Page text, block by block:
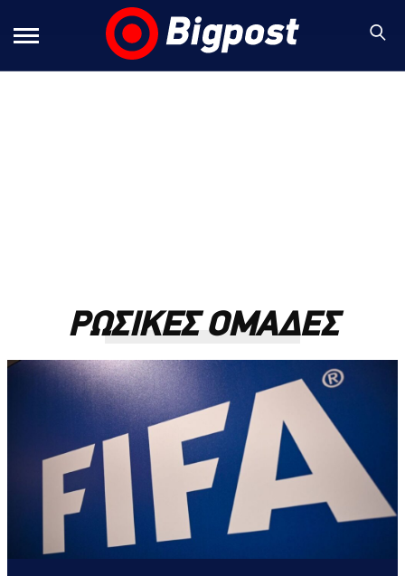
ΡΩΣΙΚΕΣ ΟΜΑΔΕΣ